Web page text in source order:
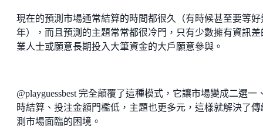
現在的預測市場通常結算的時間都很久（有時候甚至要等好
年），而且預測的主題常常都很冷門，只有少數擁有資訊差
業人士或願意長期投入大筆資金的大戶願意參與。
@playguessbest 完全顛覆了這種模式，它讓市場變成二選一
時結算、投注金額門檻低，主題也更多元，這樣就解決了傳
測市場面臨的困境。